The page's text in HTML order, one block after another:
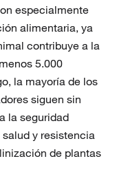
especialmente
alimentaria, ya
contribuye a la
5.000
la mayoría de los
siguen sin
la seguridad
y resistencia
de plantas